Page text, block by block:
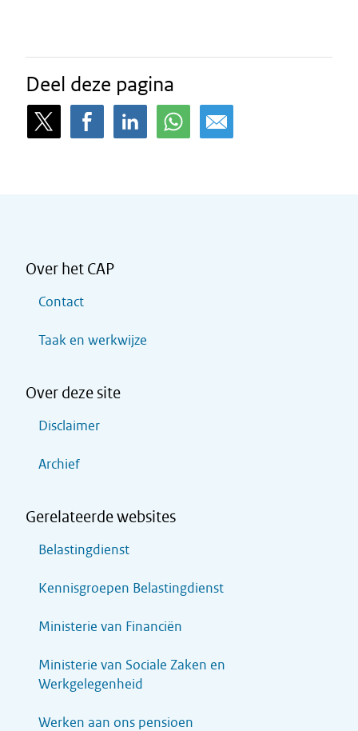
Deel deze pagina
Over het CAP
Contact
Taak en werkwijze
Over deze site
Disclaimer
Archief
Gerelateerde websites
Belastingdienst
Kennisgroepen Belastingdienst
Ministerie van Financiën
Ministerie van Sociale Zaken en
Werkgelegenheid
Werken aan ons pensioen